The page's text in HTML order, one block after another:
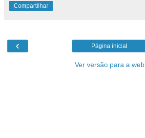
Compartilhar
‹ Página inicial
Ver versão para a web